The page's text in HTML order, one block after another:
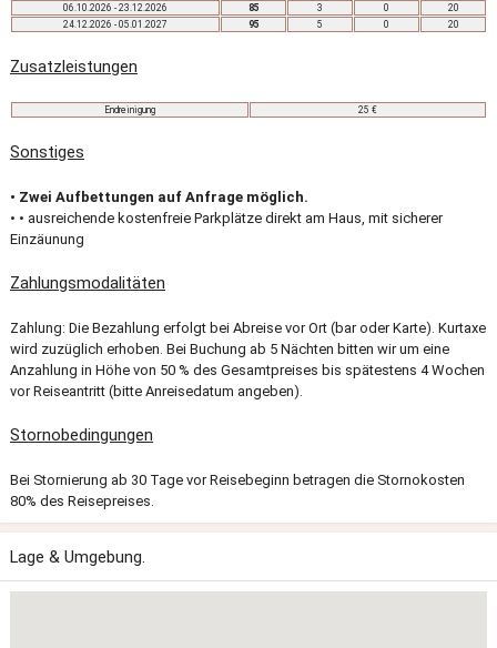
06.10.2026 - 23.12.2026
85 3 0
20
24.12.2026 - 05.01.2027
95 5 0 20
Zusatzleistungen
Endreinigung 25 €
Sonstiges
• Zwei Aufbettungen auf Anfrage möglich.
• • ausreichende kostenfreie Parkplätze direkt am Haus, mit sicherer
Einzäunung
Zahlungsmodalitäten
Zahlung: Die Bezahlung erfolgt bei Abreise vor Ort (bar oder Karte). Kurtaxe
wird zuzüglich erhoben. Bei Buchung ab 5 Nächten bitten wir um eine
Anzahlung in Höhe von 50 % des Gesamtpreises bis spätestens 4 Wochen
vor Reiseantritt (bitte Anreisedatum angeben).
Stornobedingungen
Bei Stornierung ab 30 Tage vor Reisebeginn betragen die Stornokosten
80% des Reisepreises.
Lage & Umgebung.